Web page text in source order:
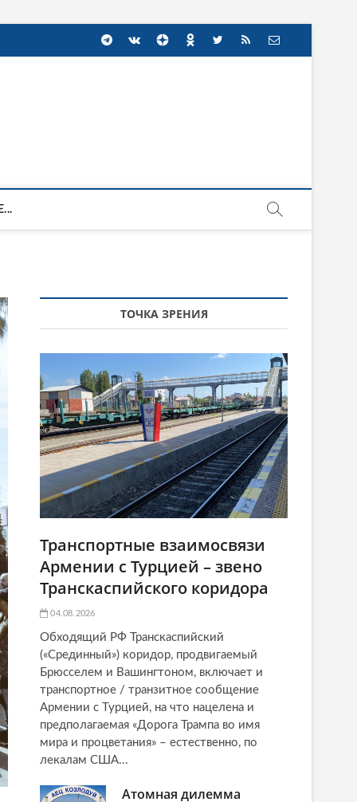
ТОЧКА ЗРЕНИЯ
Транспортные взаимосвязи
Армении с Турцией – звено
Транскаспийского коридора
04.08.2026
Обходящий РФ Транскаспийский
(«Срединный») коридор, продвигаемый
Брюсселем и Вашингтоном, включает и
транспортное / транзитное сообщение
Армении с Турцией, на что нацелена и
предполагаемая «Дорога Трампа во имя
мира и процветания» – естественно, по
лекалам США...
Атомная дилемма